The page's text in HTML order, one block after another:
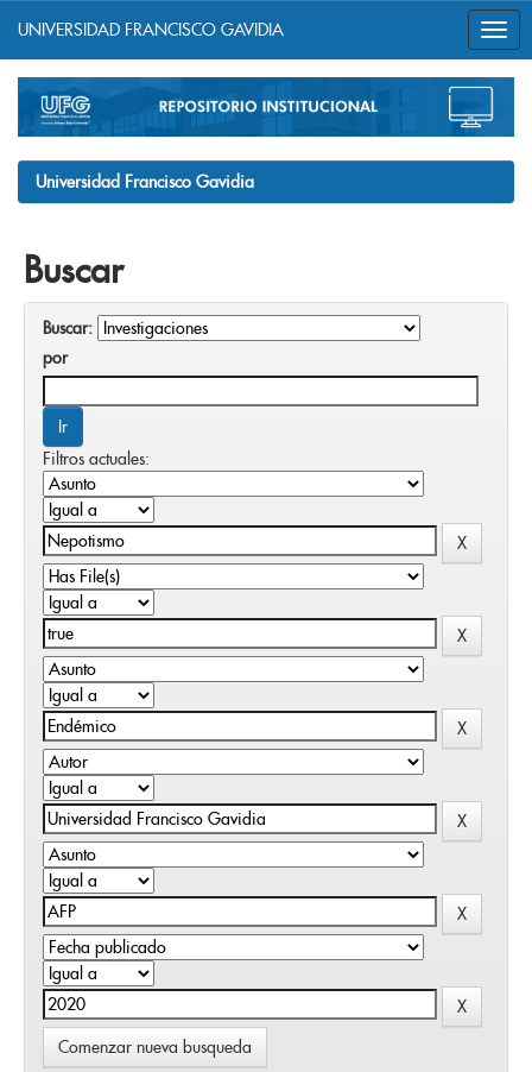
navigation
UNIVERSIDAD FRANCISCO GAVIDIA
Universidad Francisco Gavidia
Buscar
Buscar:
por
Filtros actuales:
Comenzar nueva busqueda